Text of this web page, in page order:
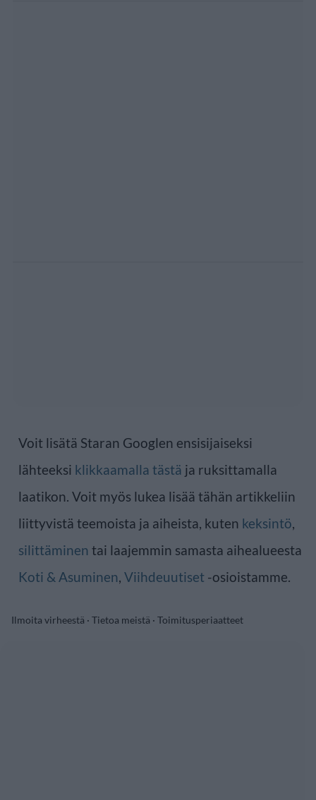
Voit lisätä Staran Googlen ensisijaiseksi
lähteeksi klikkaamalla tästä ja ruksittamalla
laatikon. Voit myös lukea lisää tähän artikkeliin
liittyvistä teemoista ja aiheista, kuten keksintö
silittäminen tai laajemmin samasta aihealueesta
Koti & Asuminen Viihdeuutiset -osioistamme.
Ilmoita virheestä · Tietoa meistä · Toimitusperiaatteet